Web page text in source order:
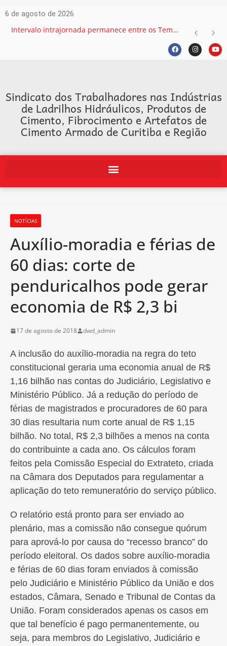
6 de agosto de 2026
Intervalo intrajornada permanece entre os Temas mais recorrentes na Justiça do Trabalho e exige atenção das empresas
Sindicato dos Trabalhadores nas Indústrias
de Ladrilhos Hidráulicos, Produtos de
Cimento, Fibrocimento e Artefatos de
Cimento Armado de Curitiba e Região
NOTÍCIAS
Auxílio-moradia e férias de
60 dias: corte de
penduricalhos pode gerar
economia de R$ 2,3 bi
17 de agosto de 2018 dwd_admin
A inclusão do auxílio-moradia na regra do teto
constitucional geraria uma economia anual de R$
1,16 bilhão nas contas do Judiciário, Legislativo e
Ministério Público. Já a redução do período de
férias de magistrados e procuradores de 60 para
30 dias resultaria num corte anual de R$ 1,15
bilhão. No total, R$ 2,3 bilhões a menos na conta
do contribuinte a cada ano. Os cálculos foram
feitos pela Comissão Especial do Extrateto, criada
na Câmara dos Deputados para regulamentar a
aplicação do teto remuneratório do serviço público.
O relatório está pronto para ser enviado ao
plenário, mas a comissão não consegue quórum
para aprová-lo por causa do “recesso branco” do
período eleitoral. Os dados sobre auxílio-moradia
e férias de 60 dias foram enviados à comissão
pelo Judiciário e Ministério Público da União e dos
estados, Câmara, Senado e Tribunal de Contas da
União. Foram considerados apenas os casos em
que tal benefício é pago permanentemente, ou
seja, para membros do Legislativo, Judiciário e